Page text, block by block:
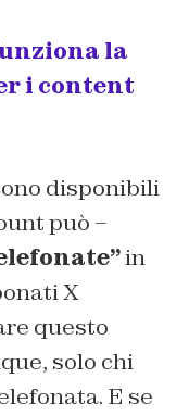
la
i content
disponibili
può –
in
X
questo
solo chi
E se